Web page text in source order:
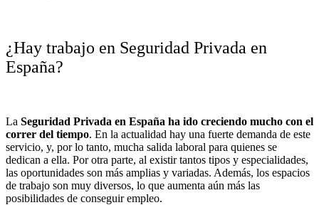
¿Hay trabajo en Seguridad Privada en
España?
La Seguridad Privada en España ha ido creciendo mucho con el
correr del tiempo. En la actualidad hay una fuerte demanda de este
servicio, y, por lo tanto, mucha salida laboral para quienes se
dedican a ella. Por otra parte, al existir tantos tipos y especialidades,
las oportunidades son más amplias y variadas. Además, los espacios
de trabajo son muy diversos, lo que aumenta aún más las
posibilidades de conseguir empleo.